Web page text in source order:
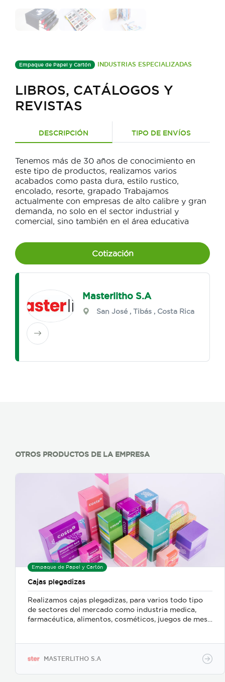
Empaque de Papel y Cartón INDUSTRIAS ESPECIALIZADAS
LIBROS, CATÁLOGOS Y
REVISTAS
DESCRIPCIÓN TIPO DE ENVÍOS
Tenemos más de 30 años de conocimiento en
este tipo de productos, realizamos varios
acabados como pasta dura, estilo rustico,
encolado, resorte, grapado Trabajamos
actualmente con empresas de alto calibre y gran
demanda, no solo en el sector industrial y
comercial, sino también en el área educativa
Cotización
Masterlitho S.A
San José ,Tibás , Costa Rica
OTROS PRODUCTOS DE LA EMPRESA
Empaque de Papel y Cartón
Cajas plegadizas
Realizamos cajas plegadizas, para varios todo tipo
de sectores del mercado como industria medica,
farmacéutica, alimentos, cosméticos, juegos de mesa
gramaje y materiales según su requerimiento
MASTERLITHO S.A